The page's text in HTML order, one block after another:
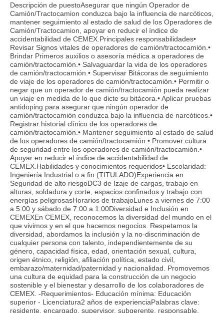
Descripción de puestoAsegurar que ningún Operador de
Camión/Tractocamion conduzca bajo la influencia de narcóticos,
mantener seguimiento al estado de salud de los Operadores de
Camión/Tractocamion, apoyar en reducir el índice de
accidentabilidad de CEMEX.Principales responsabilidades•
Revisar Signos vitales de operadores de camión/tractocamión.•
Brindar Primeros auxilios o asesoría médica a operadores de
camión/tractocamión.• Salvaguardar la vida de los operadores
de camión/tractocamión.• Supervisar Bitácoras de seguimiento
de viaje de los operadores de camión/tractocamión.• Permitir o
negar que un operador de camión/tractocamión pueda realizar
un viaje en medida de lo que dicte su bitácora.• Aplicar pruebas
antidoping para asegurar que ningún operador de
camión/tractocamión conduzca bajo la influencia de narcóticos.•
Registrar historial clínico de los operadores de
camión/tractocamión.• Mantener seguimiento al estado de salud
de los operadores de camión/tractocamión.• Promover cultura
de seguridad entre los operadores de camión/tractocamión.•
Apoyar en reducir el índice de accidentabilidad de
CEMEX.Habilidades y conocimientos requeridos• Escolaridad:
Ingeniería Industrial o a fin (TITULADO)Experiencia en
Seguridad de alto riesgoDC3 de Izaje de cargas, trabajo en
alturas, soldadura y corte, espacios confinados y trabajo con
energías peligrosasHorarios de trabajoLunes a viernes de 7:00
a 5:00 y sábado de 7:00 a 1:00Diversidad e Inclusión en
CEMEXEn CEMEX, reconocemos la diversidad del mundo en el
que vivimos y en el que hacemos negocios. Respetamos la
diversidad, abordamos la inclusión y la no-discriminación de
cualquier persona con talento, independientemente de su
género, capacidad física, edad, orientación sexual, cultura,
origen étnico, religión, afiliación política, estado civil,
embarazo/maternidad/paternidad y nacionalidad. Promovemos
una cultura de equidad para la construcción de un negocio
sostenible y el bienestar y desarrollo de los colaboradores de
CEMEX. -Requerimientos- Educación mínima: Educación
superior - Licenciatura2 años de experienciaPalabras clave:
residente, encargado, supervisor, subgerente, responsable,